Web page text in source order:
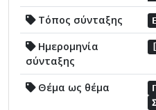
Τόπος σύνταξης
Ημερομηνία
σύνταξης
Θέμα ως θέμα